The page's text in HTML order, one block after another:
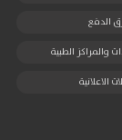
الدفع
والمراكز الطبية
الاعلانية